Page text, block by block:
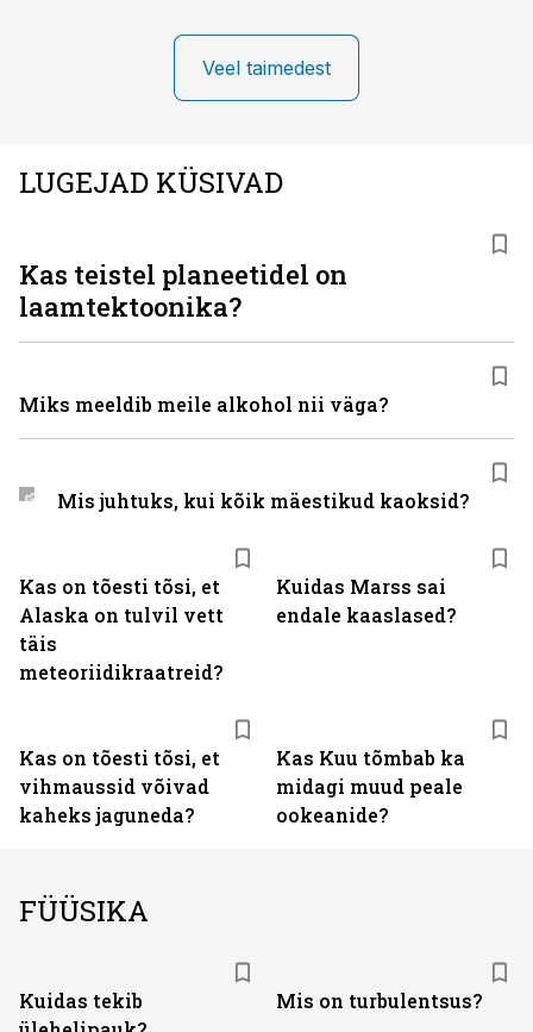
Veel taimedest
LUGEJAD KÜSIVAD
Kas on tõesti tõsi, et
Alaska on tulvil vett
täis
meteoriidikraatreid?
Kuidas Marss sai
endale kaaslased?
Kas on tõesti tõsi, et
vihmaussid võivad
kaheks jaguneda?
Kas Kuu tõmbab ka
midagi muud peale
ookeanide?
Kas teistel planeetidel on
laamtektoonika?
Miks meeldib meile alkohol nii väga?
Mis juhtuks, kui kõik mäestikud kaoksid?
FÜÜSIKA
Kuidas tekib
Mis on turbulentsus?